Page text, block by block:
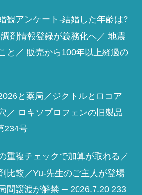
観アンケート-結婚した年齢は?
剤情報登録が義務化へ／ 地震
と／ 販売から100年以上経過の
と薬局／ジクトルとロコア
／ ロキソプロフェンの旧製品
234号
重複チェックで加算が取れる／
比較／Yu-先生のご主人が登場
間譲渡が解禁 ─ 2026.7.20 233